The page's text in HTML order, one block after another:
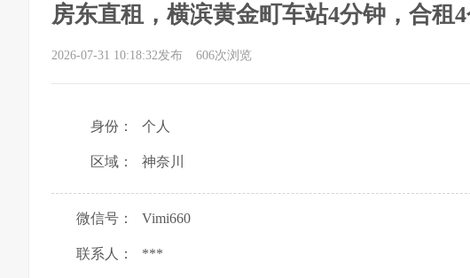
房东直租，横滨黄金町车站4分钟，合租
2026-07-31 10:18:32发布 606次浏览
身份： 个人
区域： 神奈川
微信号： Vimi660
联系人： ***